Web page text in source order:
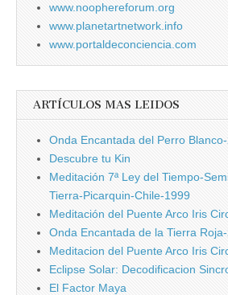
www.noophereforum.org
www.planetartnetwork.info
www.portaldeconciencia.com
ARTÍCULOS MAS LEIDOS
Onda Encantada del Perro
Descubre tu Kin
Meditación 7ª Ley del Tiempo-
Tierra-Picarquin-Chile-1999
Meditación del Puente Arco Iris
Onda Encantada de la Tierra
Meditacion del Puente Arco Iris
Eclipse Solar: Decodificacion
El Factor Maya